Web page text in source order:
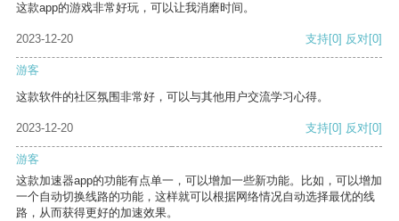
这款app的游戏非常好玩，可以让我消磨时间。
2023-12-20 支持[0] 反对[0]
游客
这款软件的社区氛围非常好，可以与其他用户交流学习心得。
2023-12-20 支持[0] 反对[0]
游客
这款加速器app的功能有点单一，可以增加一些新功能。比如，可以增加
一个自动切换线路的功能，这样就可以根据网络情况自动选择最优的线
路，从而获得更好的加速效果。